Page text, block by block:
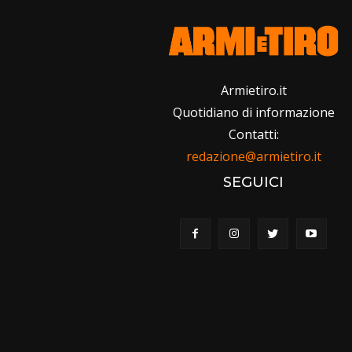
Armietiro.it
Quotidiano di informazione
Contatti:
redazione@armietiro.it
SEGUICI